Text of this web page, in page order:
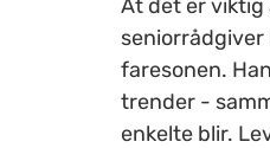
At det er viktig
seniorrådgiver
faresonen.
trender -
enkelte blir.